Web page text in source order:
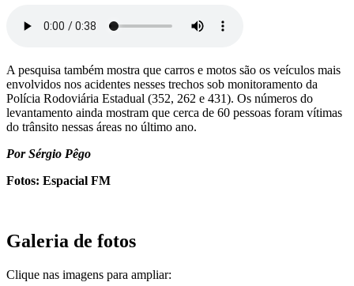
A pesquisa também mostra que carros e motos são os veículos mais
envolvidos nos acidentes nesses trechos sob monitoramento da
Polícia Rodoviária Estadual (352, 262 e 431). Os números do
levantamento ainda mostram que cerca de 60 pessoas foram vítimas
do trânsito nessas áreas no último ano.
Por Sérgio Pêgo
Fotos: Espacial FM
Galeria de fotos
Clique nas imagens para ampliar: